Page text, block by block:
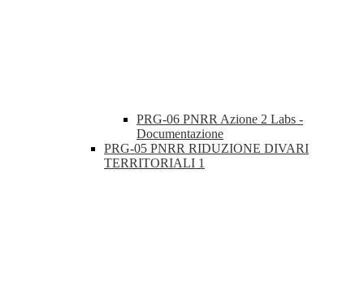
PRG-06 PNRR Azione 2 Labs -
Documentazione
PRG-05 PNRR RIDUZIONE DIVARI
TERRITORIALI 1